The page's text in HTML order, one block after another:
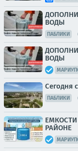
ВОДЫ
ПАБЛИКИ
ВОДЫ
Сегодня
ПАБЛИКИ
РАЙОНЕ